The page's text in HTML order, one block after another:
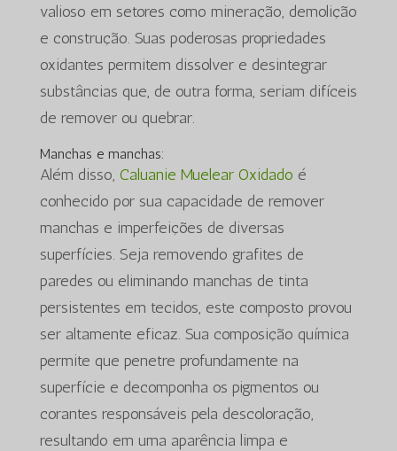
valioso em setores como mineração, demolição
e construção. Suas poderosas propriedades
oxidantes permitem dissolver e desintegrar
substâncias que, de outra forma, seriam difíceis
de remover ou quebrar.
Manchas e manchas:
Além disso, Caluanie Muelear Oxidado é
conhecido por sua capacidade de remover
manchas e imperfeições de diversas
superfícies. Seja removendo grafites de
paredes ou eliminando manchas de tinta
persistentes em tecidos, este composto provou
ser altamente eficaz. Sua composição química
permite que penetre profundamente na
superfície e decomponha os pigmentos ou
corantes responsáveis pela descoloração,
resultando em uma aparência limpa e